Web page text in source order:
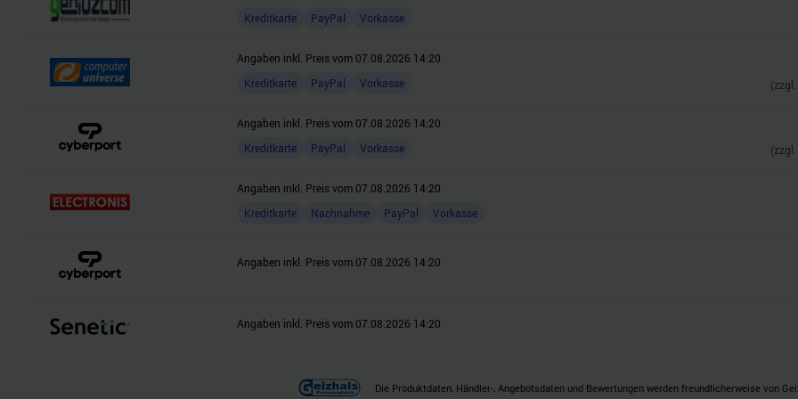
Kreditkarte PayPal Vorkasse
Angaben inkl. Preis vom 07.08.2026 14:20
Kreditkarte
PayPal Vorkasse (zzgl.
Angaben inkl. Preis vom 07.08.2026 14:20
Kreditkarte
PayPal Vorkasse (zzgl.
Angaben inkl. Preis vom 07.08.2026 14:20
Kreditkarte
Nachnahme PayPal Vorkasse
Angaben inkl. Preis vom 07.08.2026 14:20
Angaben inkl. Preis vom 07.08.2026 14:20
Die Produktdaten, Händler-, Angebotsdaten und Bewertungen werden freundlicherweise von